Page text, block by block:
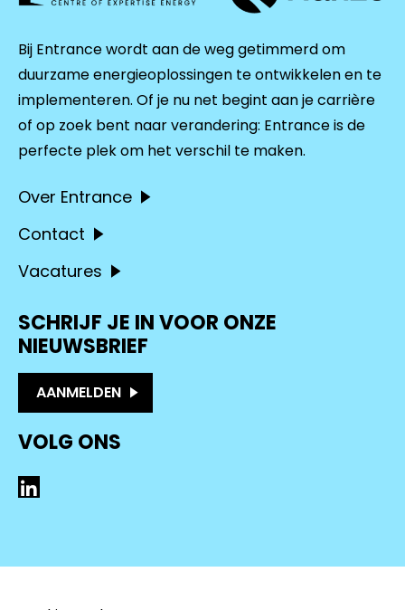
Bij Entrance wordt aan de weg getimmerd om
duurzame energieoplossingen te ontwikkelen en te
implementeren. Of je nu net begint aan je carrière
of op zoek bent naar verandering: Entrance is de
perfecte plek om het verschil te maken.
Over Entrance
Contact
Vacatures
SCHRIJF JE IN VOOR ONZE
NIEUWSBRIEF
AANMELDEN
VOLG ONS
LinkedIn